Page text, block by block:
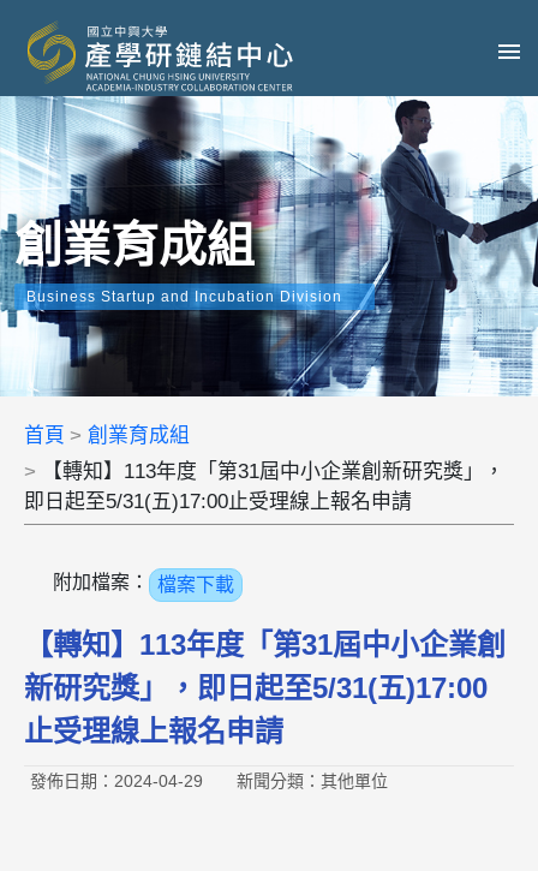
創業育成組
Business Startup and Incubation Division
首頁
創業育成組
【轉知】113年度「第31屆中小企業創新研究獎」，
即日起至5/31(五)17:00止受理線上報名申請
附加檔案： 檔案下載
【轉知】113年度「第31屆中小企業創
新研究獎」，即日起至5/31(五)17:00
止受理線上報名申請
發佈日期：2024-04-29 新聞分類：其他單位